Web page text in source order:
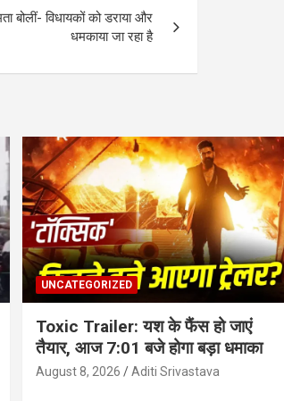
बोलीं- विधायकों को डराया और
धमकाया जा रहा है
UNCATEGORIZED
Toxic Trailer: यश के फैंस हो जाएं
तैयार, आज 7:01 बजे होगा बड़ा धमाका
August 8, 2026 Aditi Srivastava